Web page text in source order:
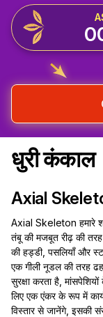
धुरी कंकाल
Axial
Axial Skeleton हमारे
तंबू की मजबूत रीढ़ की
की हड्डी, पसलियाँ और
एक गीली नूडल की तरह
सुरक्षा करता है,
लिए एक एंकर के रूप में
विस्तार से जानेंगे, इसकी